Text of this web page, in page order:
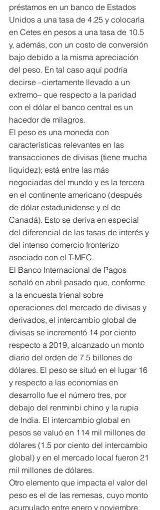
préstamos en un banco de Estados
Unidos a una tasa de 4.25 y colocarla
en Cetes en pesos a una tasa de 10.5
y, además, con un costo de conversión
bajo debido a la misma apreciación
del peso. En tal caso aquí podría
decirse –ciertamente llevado a un
extremo– que respecto a la paridad
con el dólar el banco central es un
hacedor de milagros.
El peso es una moneda con
características relevantes en las
transacciones de divisas (tiene mucha
liquidez); está entre las más
negociadas del mundo y es la tercera
en el continente americano (después
de dólar estadunidense y el de
Canadá). Esto se deriva en especial
del diferencial de las tasas de interés y
del intenso comercio fronterizo
asociado con el T-MEC.
El Banco Internacional de Pagos
señaló en abril pasado que, conforme
a la encuesta trienal sobre
operaciones del mercado de divisas y
derivados, el intercambio global de
divisas se incrementó 14 por ciento
respecto a 2019, alcanzado un monto
diario del orden de 7.5 billones de
dólares. El peso se situó en el lugar 16
y respecto a las economías en
desarrollo fue el número tres, por
debajo del renminbi chino y la rupia
de India. El intercambio global en
pesos se valuó en 114 mil millones de
dólares (1.5 por ciento del intercambio
global) y en el mercado local fueron 21
mil millones de dólares.
Otro elemento que impacta el valor del
peso es el de las remesas, cuyo monto
acumulado entre enero y noviembre